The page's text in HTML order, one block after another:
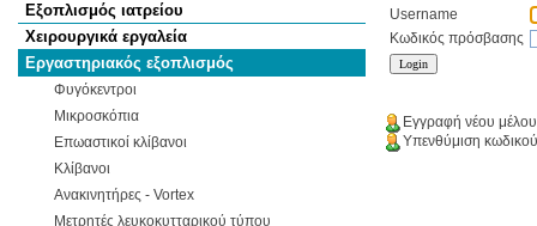
Εξοπλισμός ιατρείου
Χειρουργικά εργαλεία
Εργαστηριακός εξοπλισμός
Φυγόκεντροι
Μικροσκόπια
Επωαστικοί κλίβανοι
Κλίβανοι
Ανακινητήρες - Vortex
Μετρητές λευκοκυτταρικού τύπου
Username
Κωδικός πρόσβασης
Εγγραφή νέου
Υπενθύμιση κωδικού